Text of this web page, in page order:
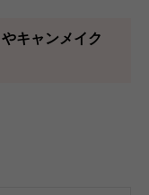
キャンメイク